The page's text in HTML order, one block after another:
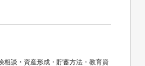
相談・資産形成・貯蓄方法・教育資